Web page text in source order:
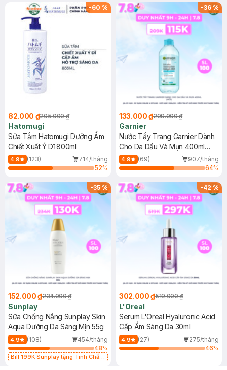
(SL có hạn)
-60 %
82.000 ₫205.000 ₫
Hatomugi
Sữa Tắm Hatomugi Dưỡng Ẩm
Chiết Xuất Ý Dĩ 800ml
4.9 (123)
714/tháng
52%
-36%
133.000 ₫209.000 ₫
Garnier
Nước Tẩy Trang Garnier Dành
Cho Da Dầu Và Mụn 400ml
(Mới)
4.9 (69)
907/tháng
64%
-35%
152.000 ₫234.000 ₫
Sunplay
Sữa Chống Nắng Sunplay Skin
Aqua Dưỡng Da Sáng Mịn 55g
4.9 (108)
454/tháng
48%
Bill 199K Sunplay tặng Tinh Chất
-42%
302.000 ₫519.000 ₫
L'Oreal
Serum L'Oreal Hyaluronic Acid
Cấp Ẩm Sáng Da 30ml
4.9 (27)
275/tháng
46%